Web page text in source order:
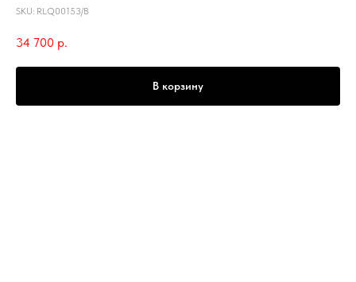
SKU: RLQ00153/B
34 700 р.
В корзину